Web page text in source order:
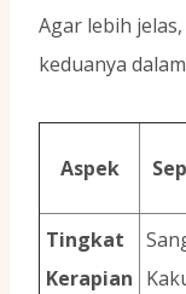
Agar lebih
keduanya
Aspek
Tingkat
Kerapian